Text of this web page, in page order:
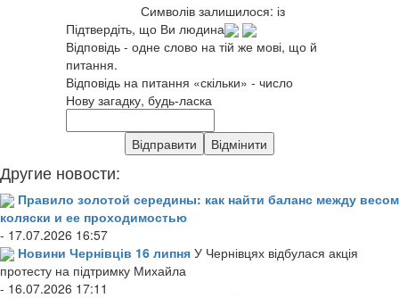
Символів залишилося: із
Підтвердіть, що Ви людина
Відповідь - одне слово на тій же мові, що й
питання.
Відповідь на питання «скільки» - число
Нову загадку, будь-ласка
Другие новости:
Правило золотой середины: как найти баланс между весом
коляски и ее проходимостью
- 17.07.2026 16:57
Новини Чернівців 16 липня У Чернівцях відбулася акція
протесту на підтримку Михайла
- 16.07.2026 17:11